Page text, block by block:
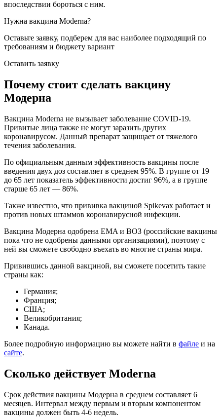
впоследствии бороться с ним.
Нужна вакцина Moderna?
Оставьте заявку, подберем для вас наиболее подходящий по
требованиям и бюджету вариант
Оставить заявку
Почему стоит сделать вакцину
Модерна
Вакцина Moderna не вызывает заболевание COVID-19.
Привитые лица также не могут заразить других
коронавирусом. Данный препарат защищает от тяжелого
течения заболевания.
По официальным данным эффективность вакцины после
введения двух доз составляет в среднем 95%. В группе от 19
до 65 лет показатель эффективности достиг 96%, а в группе
старше 65 лет — 86%.
Также известно, что прививка вакциной Spikevax работает и
против новых штаммов коронавирусной инфекции.
Вакцина Модерна одобрена EMA и ВОЗ (российские вакцины
пока что не одобрены данными организациями), поэтому с
ней вы сможете свободно въехать во многие страны мира.
Привившись данной вакциной, вы сможете посетить такие
страны как:
Германия;
Франция;
США;
Великобритания;
Канада.
Более подробную информацию вы можете найти в файле и на
сайте.
Сколько действует Moderna
Срок действия вакцины Модерна в среднем составляет 6
месяцев. Интервал между первым и вторым компонентом
вакцины должен быть 4-6 недель.